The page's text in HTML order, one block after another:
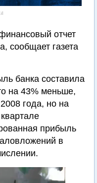
отчет
сообщает газета
банка составила
на 43% меньше,
года, но на
прибыль
в